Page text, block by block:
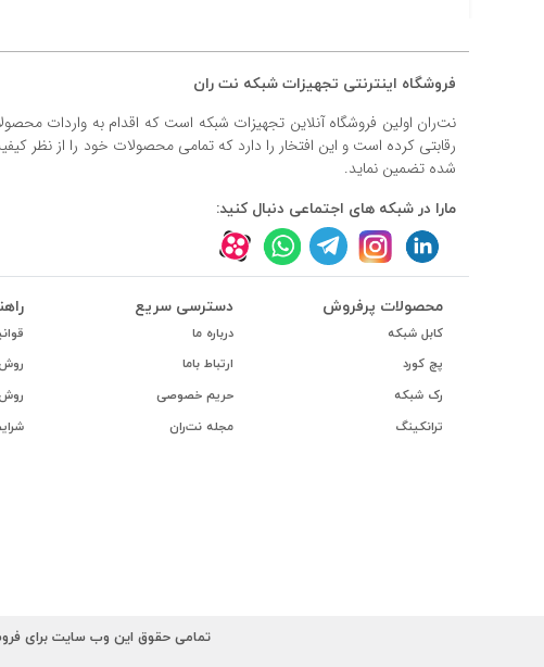
#پچ پنل لگراند
#پچ پنل نگزنس
#داکت ساده
فروشگاه اینترنتی تجهیزات شبکه نت ران
نت‌ران اولین فروشگاه آنلاین تجهیزات شبکه است که اقدام به واردات
رقابتی کرده است و این افتخار را دارد که تمامی محصولات خود را از نظر
شده تضمین نماید.
مارا در شبکه های اجتماعی دنبال کنید:
محصولات پرفروش
کابل شبکه
پچ کورد
رک شبکه
ترانکینگ
دسترسی سریع
درباره ما
ارتباط باما
حریم خصوصی
مجله نت‌ران
تمامی حقوق این وب سایت برای